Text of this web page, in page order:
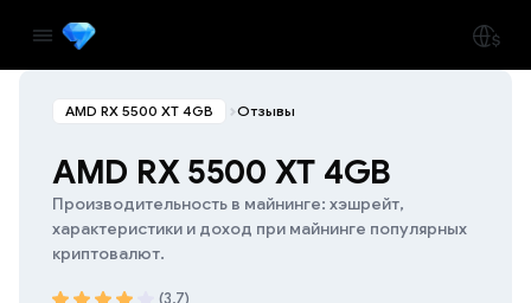
AMD RX 5500 XT 4GB Отзывы
AMD RX 5500 XT 4GB
Производительность в майнинге: хэшрейт,
характеристики и доход при майнинге популярных
криптовалют.
(3,7)